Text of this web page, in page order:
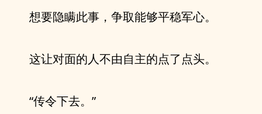
想要隐瞒此事，争取能够平稳军心。
这让对面的人不由自主的点了点头。
“传令下去。”